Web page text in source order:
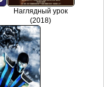
Наглядный урок
(2018)